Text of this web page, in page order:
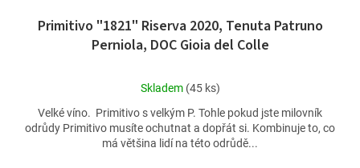
Primitivo "1821" Riserva 2020, Tenuta Patruno
Perniola, DOC Gioia del Colle
Průměrné
produktu
je
5,0
Skladem (45 ks)
Velké víno. Primitivo s velkým P. Tohle pokud jste milovník
odrůdy Primitivo musíte ochutnat a dopřát si. Kombinuje to, co
má většina lidí na této odrůdě...